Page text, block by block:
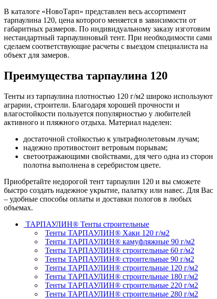
В каталоге «НовоТарп» представлен весь ассортимент
тарпаулина 120, цена которого меняется в зависимости от
габаритных размеров. По индивидуальному заказу изготовим
нестандартный тарпаулиновый тент. При необходимости сами
сделаем соответствующие расчеты с выездом специалиста на
объект для замеров.
Преимущества тарпаулина 120
Тенты из тарпаулина плотностью 120 г/м2 широко используют
аграрии, строители. Благодаря хорошей прочности и
влагостойкости пользуется популярностью у любителей
активного и пляжного отдыха. Материал наделен:
достаточной стойкостью к ультрафиолетовым лучам;
надежно противостоит ветровым порывам;
светоотражающими свойствами, для чего одна из сторон
полотна выполнена в серебристом цвете.
Приобретайте недорогой тент тарпаулин 120 и вы сможете
быстро создать надежное укрытие, палатку или навес. Для Вас
– удобные способы оплаты и доставки пологов в любых
объемах.
ТАРПАУЛИН® Тенты строительные
Тенты ТАРПАУЛИН® Хаки 120 г/м2
Тенты ТАРПАУЛИН® камуфляжные 90 г/м2
Тенты ТАРПАУЛИН® строительные 60 г/м2
Тенты ТАРПАУЛИН® строительные 90 г/м2
Тенты ТАРПАУЛИН® строительные 120 г/м2
Тенты ТАРПАУЛИН® строительные 180 г/м2
Тенты ТАРПАУЛИН® строительные 220 г/м2
Тенты ТАРПАУЛИН® строительные 280 г/м2